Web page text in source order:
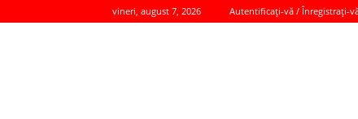
vineri, august 7, 2026 Autentificați-vă / Înregistrați-